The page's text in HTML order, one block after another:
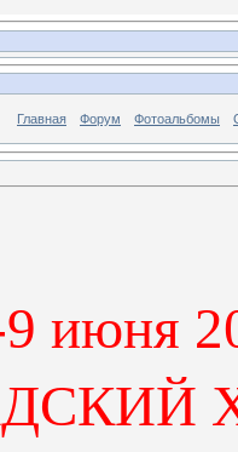
Главная Форум Фотоальбомы
июня